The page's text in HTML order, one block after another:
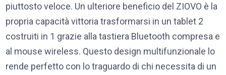
piuttosto veloce. Un ulteriore beneficio del ZIOVO è la
propria capacità vittoria trasformarsi in un tablet 2
costruiti in 1 grazie alla tastiera Bluetooth compresa e
al mouse wireless. Questo design multifunzionale lo
rende perfetto con lo traguardo di chi necessita di un